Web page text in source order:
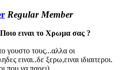
Regular Member
ειναι το Χρωμα σας ?
γουστο τους...αλλα οι
ειναι..δε ξερω,ειναι ιδιαιτεροι.